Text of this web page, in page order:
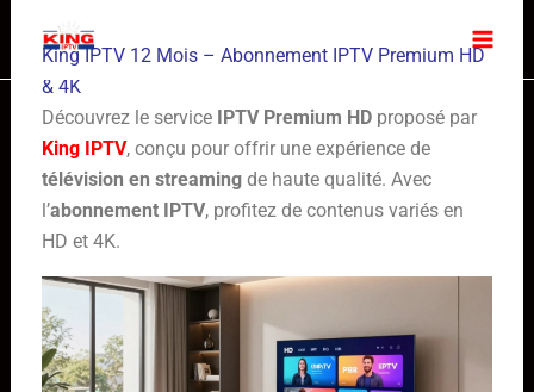
content
King IPTV 12 Mois – Abonnement IPTV Premium HD
& 4K
Découvrez le service IPTV Premium HDproposé par
King IPTV, conçu pour offrir une expérience de
télévision en streamingde haute qualité. Avec
l’abonnement IPTV, profitez de contenus variés en
HD et 4K.